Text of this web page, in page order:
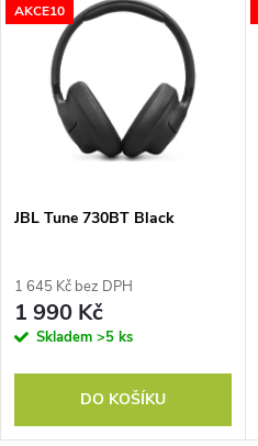
AKCE10
JBL Tune 730BT Black
1 645 Kč bez DPH
1 990 Kč
Skladem >5 ks
DO KOŠÍKU